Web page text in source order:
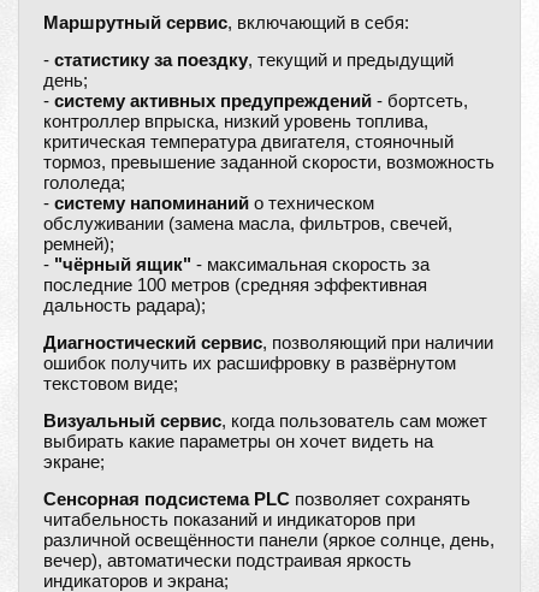
Маршрутный сервис, включающий в себя:
- статистику за поездку, текущий и предыдущий
день;
- систему активных предупреждений - бортсеть,
контроллер впрыска, низкий уровень топлива,
критическая температура двигателя, стояночный
тормоз, превышение заданной скорости, возможность
гололеда;
- систему напоминаний о техническом
обслуживании (замена масла, фильтров, свечей,
ремней);
- "чёрный ящик" - максимальная скорость за
последние 100 метров (средняя эффективная
дальность радара);
Диагностический сервис, позволяющий при наличии
ошибок получить их расшифровку в развёрнутом
текстовом виде;
Визуальный сервис, когда пользователь сам может
выбирать какие параметры он хочет видеть на
экране;
Сенсорная подсистема PLC позволяет сохранять
читабельность показаний и индикаторов при
различной освещённости панели (яркое солнце, день,
вечер), автоматически подстраивая яркость
индикаторов и экрана;